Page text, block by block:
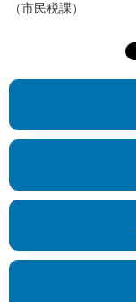
​（市民税課）